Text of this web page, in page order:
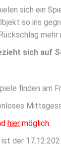
sich ein
so ins
mehr
sich auf
finden am
hier möglich.
der